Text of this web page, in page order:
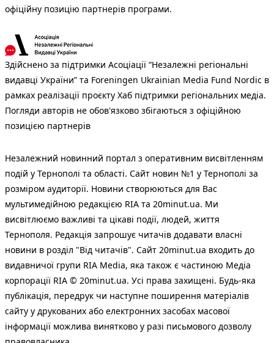
офіційну позицію партнерів програми.
Здійснено за підтримки Асоціації “Незалежні регіональні
видавці України” та Foreningen Ukrainian Media Fund Nordic в
рамках реалізації проєкту Хаб підтримки регіональних медіа.
Погляди авторів не обов'язково збігаються з офіційною
позицією партнерів
Незалежний новинний портал з оперативним висвітленням
подій у Тернополі та області. Сайт новин №1 у Тернополі за
розміром аудиторії. Новини створюються для Вас
мультимедійною редакцією RIA та 20minut.ua. Ми
висвітлюємо важливі та цікаві події, людей, життя
Тернополя. Редакція запрошує читачів додавати власні
новини в розділ "Від читачів". Сайт 20minut.ua входить до
видавничої групи RIA Media, яка також є частиною Медіа
корпорації RIA © 20minut.ua. Усі права захищені. Будь-яка
публiкацiя, передрук чи наступне поширення матеріалів
сайту у друкованих або електронних засобах масової
інформації можлива винятково у разі письмового дозволу